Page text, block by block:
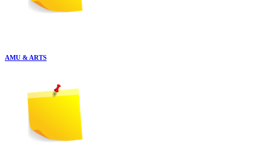
AMU & ARTS